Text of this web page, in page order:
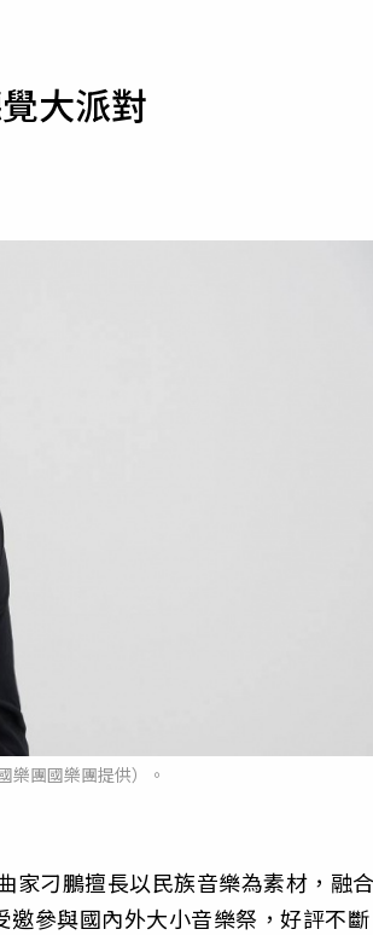
運動
大派對
樂團國樂團提供）。
家刁鵬擅長以民族音樂為素材，融
參與國內外大小音樂祭，好評不